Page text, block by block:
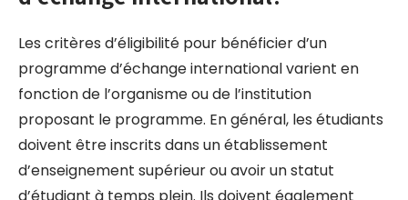
Les critères d’éligibilité pour bénéficier d’un
programme d’échange international varient en
fonction de l’organisme ou de l’institution
proposant le programme. En général, les étudiants
doivent être inscrits dans un établissement
d’enseignement supérieur ou avoir un statut